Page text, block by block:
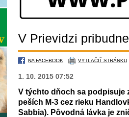
V Prievidzi
NA FACEBOOK VYTLAČIŤ STRÁNKU
1. 10. 2015 07:52
V týchto dňoch sa podpisuje
peších M-3 cez rieku
Sabbia). Pôvodná lávka je